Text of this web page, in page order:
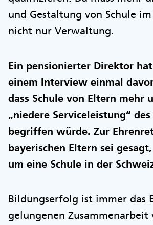
und Gestaltung von Schule
nicht nur Verwaltung.
Ein pensionierter Direktor
einem Interview einmal
dass Schule von Eltern mehr
„niedere Serviceleistung“
begriffen würde. Zur
bayerischen Eltern sei
um eine Schule in der
Bildungserfolg ist immer das
gelungenen Zusammenarbeit